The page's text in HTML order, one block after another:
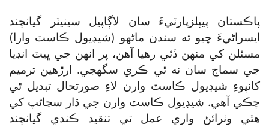
پاڪستان پيپلزپارٽيءَ سان لاڳاپيل سينيٽر گيانچند
ايسراڻيءَ چيو ته سندن ماڻهو (شيڊيول ڪاسٽ وارا)
مسئلن کي منهن ڏئي رهيا آهن، پر انهن جي ڀيٽ انڊيا
جي سماج سان نه ٿي ڪري سگھجي. ارڙهين ترميم
کانپوءِ شيڊيول ڪاسٽ وارن لاءِ صورتحال تبديل ٿي
چڪي آهي. شيڊيول ڪاسٽ وارن جي ڌار سڃاڻپ کي
هٿي وٺرائڻ واري عمل تي تنقيد ڪندي گيانچند